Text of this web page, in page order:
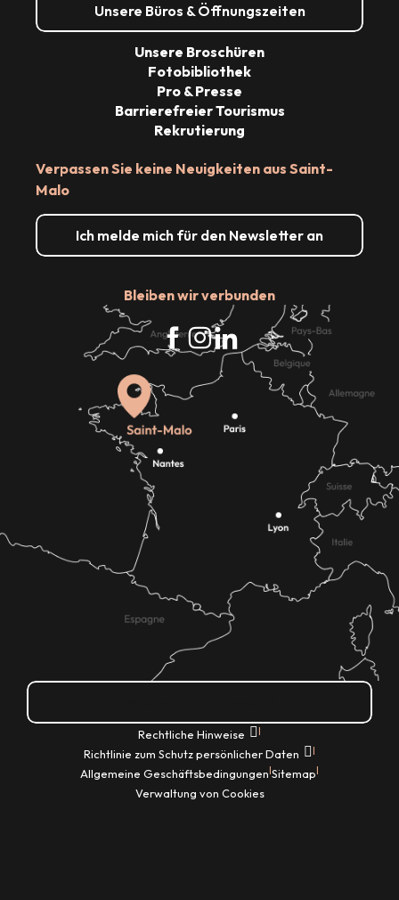
Unsere Büros & Öffnungszeiten
Verpassen Sie keine Neuigkeiten aus Saint-
Malo
Ich melde mich für den Newsletter an
Bleiben wir verbunden
Unsere Broschüren
Fotobibliothek
Pro & Presse
Barrierefreier Tourismus
Rekrutierung
Rechtliche Hinweise |
Richtlinie zum Schutz persönlicher Daten |
Allgemeine Geschäftsbedingungen|Sitemap|
Verwaltung von Cookies